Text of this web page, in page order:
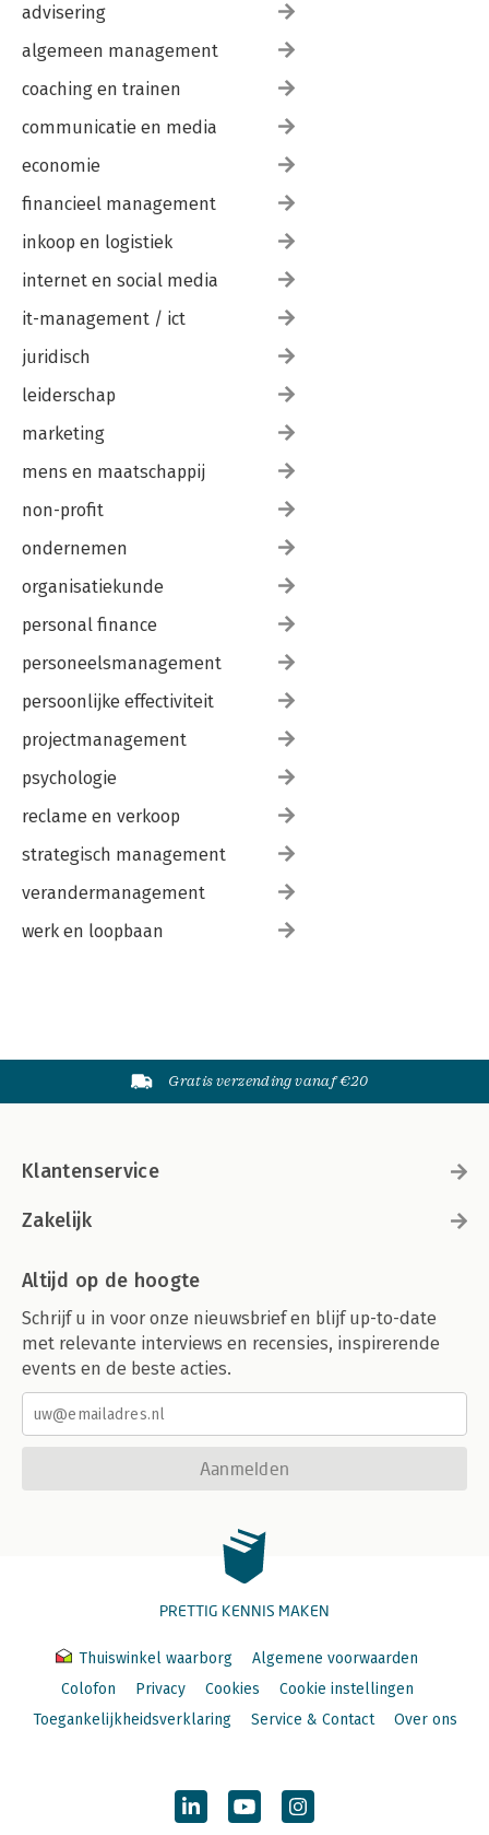
advisering
algemeen management
coaching en trainen
communicatie en media
economie
financieel management
inkoop en logistiek
internet en social media
it-management / ict
juridisch
leiderschap
marketing
mens en maatschappij
non-profit
ondernemen
organisatiekunde
personal finance
personeelsmanagement
persoonlijke effectiviteit
projectmanagement
psychologie
reclame en verkoop
strategisch management
verandermanagement
werk en loopbaan
Gratis verzending vanaf €20
Klantenservice
Zakelijk
Altijd op de hoogte
Schrijf u in voor onze nieuwsbrief en blijf up-to-date
met relevante interviews en recensies, inspirerende
events en de beste acties.
Aanmelden
PRETTIG KENNIS MAKEN
Thuiswinkel waarborg
Algemene voorwaarden
Colofon
Privacy Cookies
Cookie instellingen
Toegankelijkheidsverklaring
Service & Contact Over ons